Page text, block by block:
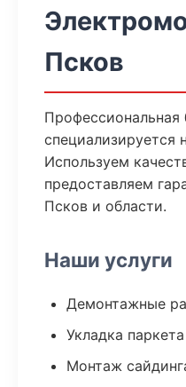
Псков
Профессиональная
специализируется
Используем
предоставляем
Псков и области.
Наши услуги
Демонтажные
Укладка паркета
Монтаж